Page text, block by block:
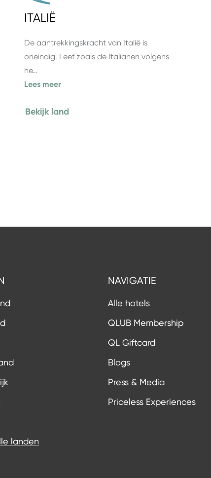
ITALIË
De aantrekkingskracht van Italië is
oneindig. Leef zoals de Italianen volgens
he…
Lees meer
Bekijk land
landen
NAVIGATIE
Alle hotels
QLUB Membership
QL Giftcard
Blogs
Press & Media
Priceless Experiences